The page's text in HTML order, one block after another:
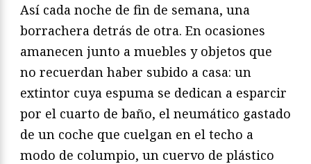
Así cada noche de fin de semana, una
borrachera detrás de otra. En ocasiones
amanecen junto a muebles y objetos que
no recuerdan haber subido a casa: un
extintor cuya espuma se dedican a esparcir
por el cuarto de baño, el neumático gastado
de un coche que cuelgan en el techo a
modo de columpio, un cuervo de plástico